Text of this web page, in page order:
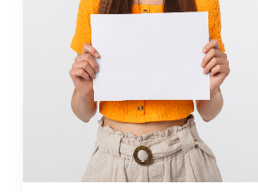
Tatlı su aktivitelerini tercih edenler
piknik yapmak için güzel bir ortam
balık tutmak. Nehir, şehrin en
merkezlerinden biri olan Tarsus
bölge de dahil olmak üzere birçok
geçerek şehrin içinden akmaktadır.
doğrudan yüzmeye izin verilmese
güzelliklerinin tadını çıkarmak ve su